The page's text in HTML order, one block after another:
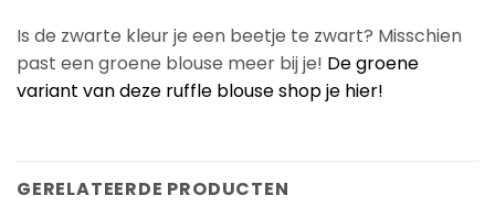
Is de zwarte kleur je een beetje te zwart? Misschien
past een groene blouse meer bij je! De groene
variant van deze ruffle blouse shop je hier!
GERELATEERDE PRODUCTEN